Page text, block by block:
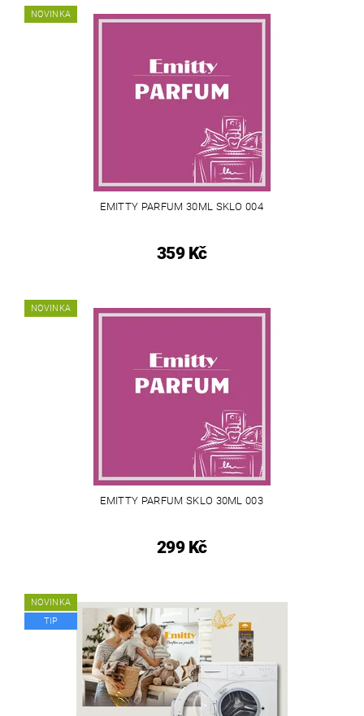
NOVINKA
EMITTY PARFUM 30ML SKLO 004
359 Kč
NOVINKA
EMITTY PARFUM SKLO 30ML 003
299 Kč
NOVINKA
TIP